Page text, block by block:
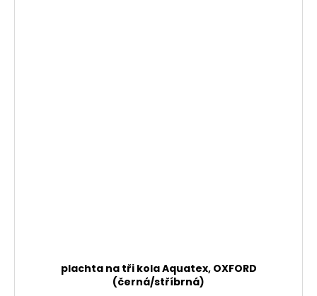
plachta na tři kola Aquatex, OXFORD
(černá/stříbrná)